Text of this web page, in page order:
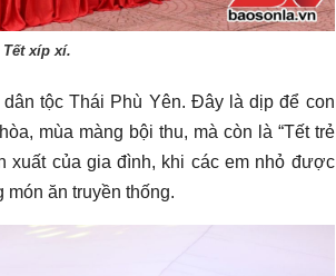
xíp xí.
tộc Thái Phù Yên. Đây là dịp để con
mùa màng bội thu, mà còn là “Tết trẻ
xuất của gia đình, khi các em nhỏ được
ăn truyền thống.